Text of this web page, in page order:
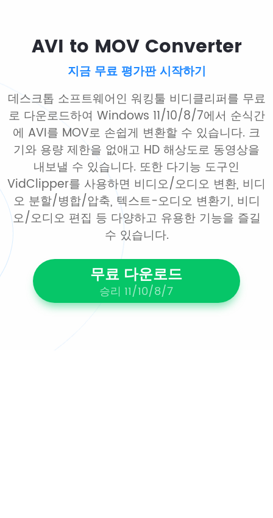
AVI to MOV Converter
지금 무료 평가판 시작하기
데스크톱 소프트웨어인 워킹툴 비디클리퍼를 무료
로 다운로드하여 Windows 11/10/8/7에서 순식간
에 AVI를 MOV로 손쉽게 변환할 수 있습니다. 크
기와 용량 제한을 없애고 HD 해상도로 동영상을
내보낼 수 있습니다. 또한 다기능 도구인
VidClipper를 사용하면 비디오/오디오 변환, 비디
오 분할/병합/압축, 텍스트-오디오 변환기, 비디
오/오디오 편집 등 다양하고 유용한 기능을 즐길
수 있습니다.
무료 다운로드
승리 11/10/8/7